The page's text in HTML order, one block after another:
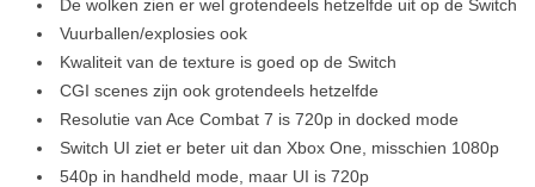
De wolken zien er wel grotendeels hetzelfde uit op de Switch
Vuurballen/explosies ook
Kwaliteit van de texture is goed op de Switch
CGI scenes zijn ook grotendeels hetzelfde
Resolutie van Ace Combat 7 is 720p in docked mode
Switch UI ziet er beter uit dan Xbox One, misschien 1080p
540p in handheld mode, maar UI is 720p